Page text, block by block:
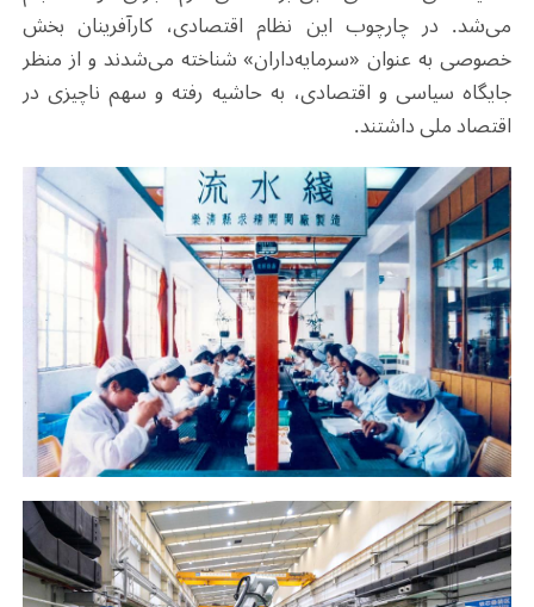
می‌شد. در چارچوب این نظام اقتصادی، کارآفرینان بخش
خصوصی به عنوان «سرمایه‌داران» شناخته می‌شدند و از منظر
جایگاه سیاسی و اقتصادی، به حاشیه رفته و سهم ناچیزی در
اقتصاد ملی داشتند.